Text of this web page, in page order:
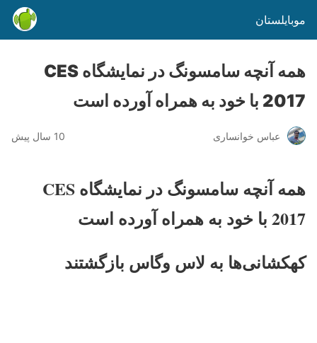
موبایلستان
همه آنچه سامسونگ در نمایشگاه CES
2017 با خود به همراه آورده است
عباس خوانساری 10 سال پیش
همه آنچه سامسونگ در نمایشگاه CES
2017 با خود به همراه آورده است
کهکشانی‌ها به لاس وگاس بازگشتند